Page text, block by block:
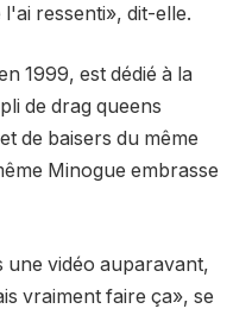
ressenti», dit-elle.
1999, est dédié à la
de drag queens
de baisers du même
Minogue embrasse
une vidéo auparavant,
vraiment faire ça», se